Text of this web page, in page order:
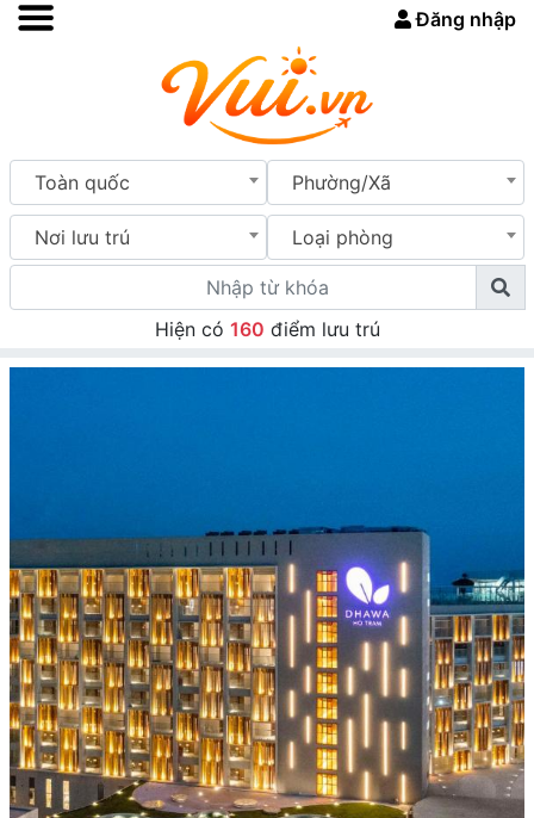
Đăng nhập
Toàn quốc Phường/Xã
Nơi lưu trú Loại phòng
Hiện có 160 điểm lưu trú